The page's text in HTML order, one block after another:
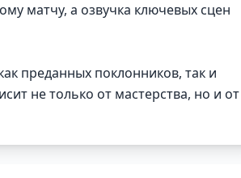
матчу, а озвучка ключевых сцен
преданных поклонников, так и
не только от мастерства, но и от